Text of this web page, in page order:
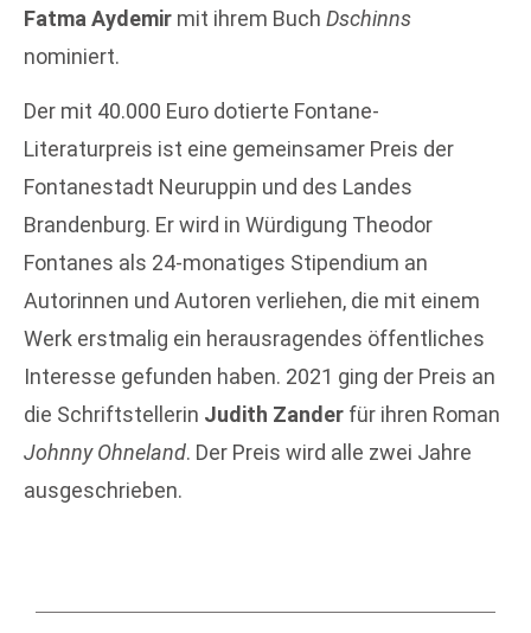
Fatma Aydemir mit ihrem Buch Dschinns
nominiert.
Der mit 40.000 Euro dotierte Fontane-
Literaturpreis ist eine gemeinsamer Preis der
Fontanestadt Neuruppin und des Landes
Brandenburg. Er wird in Würdigung Theodor
Fontanes als 24-monatiges Stipendium an
Autorinnen und Autoren verliehen, die mit einem
Werk erstmalig ein herausragendes öffentliches
Interesse gefunden haben. 2021 ging der Preis an
die Schriftstellerin Judith Zander für ihren Roman
Johnny Ohneland. Der Preis wird alle zwei Jahre
ausgeschrieben.